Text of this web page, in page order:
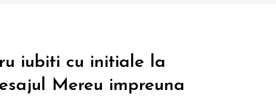
iubiti cu initiale la
Mereu impreuna